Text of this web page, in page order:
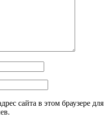
сайта в этом браузере для